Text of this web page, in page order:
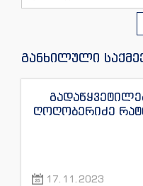
განხილული
ღოღობერიძე
17.11.2023